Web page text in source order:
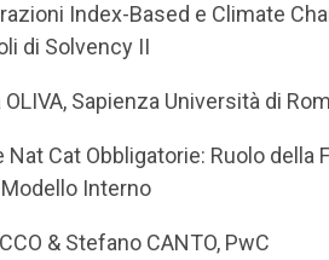
Index-Based e Climate
di Solvency II
Sapienza Università di
Nat Cat Obbligatorie: Ruolo
Interno
& Stefano CANTO, PwC